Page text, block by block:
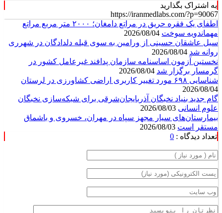
به اشتراک بگذارید
https://iranmedlabs.com/?p=90067
اطفای یک فقره حریق در مراتع دامغان؛ ۲۰۰۰ متر مربع مراتع
مهماندویه سوخت
سیل عاشقان حسینی از ورامین به سوی قبله دلدادگان در شهرری
روانه شد
نخستین آزمون اساسنامه سازمان پدافند غیرعامل کشور در
گرمسار برگزار شد
شناسایی ۶۹۸ مورد تغییر کاربری اراضی کشاورزی در لرستان
2026/08/04
گام جدید بنیاد نخبگان آذربایجان‌شرقی برای شبکه‌سازی نخبگان
علوم انسانی
بیمارستان‌های سیار مجهز سپاه در مهران، خسروی و باشماق
مستقر است
تعداد دیدگاه : 0